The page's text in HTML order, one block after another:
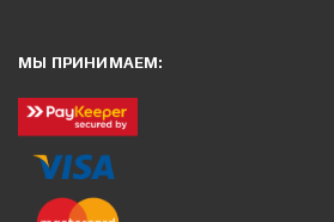
МЫ ПРИНИМАЕМ: